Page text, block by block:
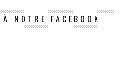
NOTRE FACEBOOK